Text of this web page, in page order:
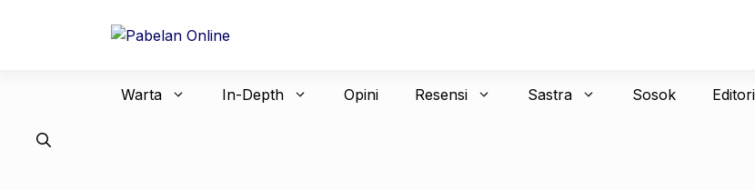
Warta In-Depth Opini Resensi Sastra Sosok